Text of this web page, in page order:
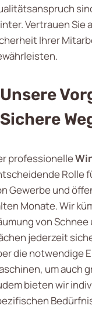
Vertrauen Sie
Ihrer
Unsere
Sichere
professionelle
Rolle
Gewerbe und
Monate. Wir
von
jederzeit
die notwendige
um auch
bieten wir